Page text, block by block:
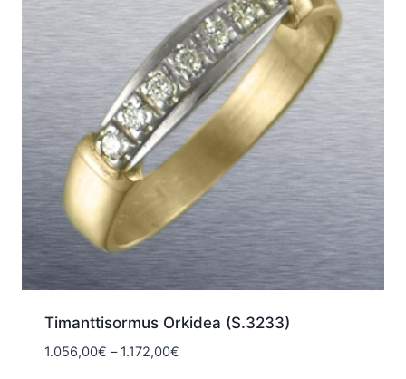
Timanttisormus Orkidea (S.3233)
1.056,00€ – 1.172,00€Hintaluokka: